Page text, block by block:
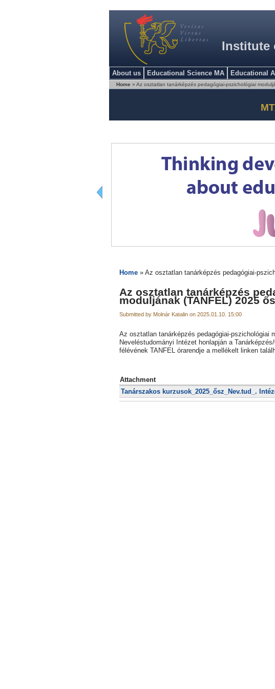
About us Educational Science MA Educational
Institute
Home » Az osztatlan tanárképzés pedagógiai-pszichológiai
Home» Az osztatlan tanárképzés pedagógiai-
Az osztatlan tanárképzés
moduljának (TANFEL) 2025
Submitted by Molnár Katalin on 2025.01.10. 15:00
Az osztatlan tanárképzés pedagógiai-pszichológiai
Neveléstudományi Intézet honlapján a
félévének TANFEL órarendje a mellékelt linken
Attachment
Tanárszakos kurzusok_2025_ősz_Nev.tud_.